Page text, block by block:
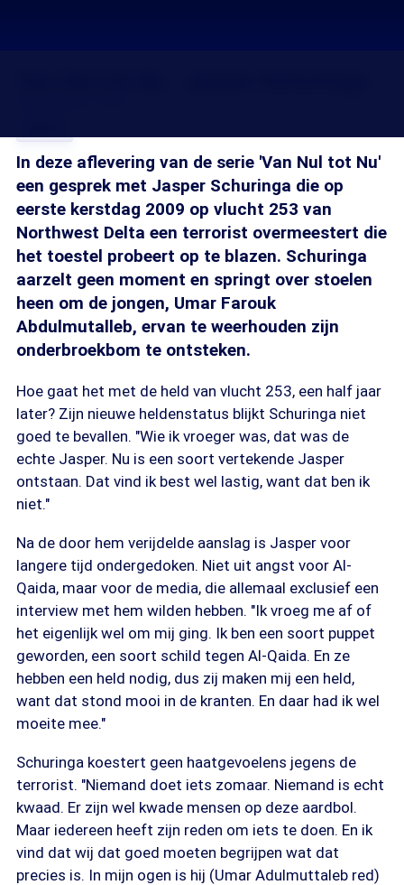
In deze aflevering van de serie 'Van Nul tot Nu'
een gesprek met Jasper Schuringa die op
eerste kerstdag 2009 op vlucht 253 van
Northwest Delta een terrorist overmeestert die
het toestel probeert op te blazen. Schuringa
aarzelt geen moment en springt over stoelen
heen om de jongen, Umar Farouk
Abdulmutalleb, ervan te weerhouden zijn
onderbroekbom te ontsteken.
Hoe gaat het met de held van vlucht 253, een half jaar
later? Zijn nieuwe heldenstatus blijkt Schuringa niet
goed te bevallen. "Wie ik vroeger was, dat was de
echte Jasper. Nu is een soort vertekende Jasper
ontstaan. Dat vind ik best wel lastig, want dat ben ik
niet."
Na de door hem verijdelde aanslag is Jasper voor
langere tijd ondergedoken. Niet uit angst voor Al-
Qaida, maar voor de media, die allemaal exclusief een
interview met hem wilden hebben. "Ik vroeg me af of
het eigenlijk wel om mij ging. Ik ben een soort puppet
geworden, een soort schild tegen Al-Qaida. En ze
hebben een held nodig, dus zij maken mij een held,
want dat stond mooi in de kranten. En daar had ik wel
moeite mee."
Schuringa koestert geen haatgevoelens jegens de
terrorist. "Niemand doet iets zomaar. Niemand is echt
kwaad. Er zijn wel kwade mensen op deze aardbol.
Maar iedereen heeft zijn reden om iets te doen. En ik
vind dat wij dat goed moeten begrijpen wat dat
precies is. In mijn ogen is hij (Umar Adulmuttaleb red)